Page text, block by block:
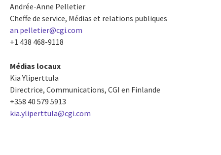
Andrée-Anne Pelletier
Cheffe de service, Médias et relations publiques
an.pelletier@cgi.com
+1 438 468-9118
Médias locaux
Kia Yliperttula
Directrice, Communications, CGI en Finlande
+358 40 579 5913
kia.yliperttula@cgi.com